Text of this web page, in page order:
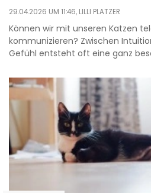
29.04.2026 UM 11:46, LILLI PLATZER
Können wir mit unseren Katzen
kommunizieren? Zwischen
Gefühl entsteht oft eine ganz